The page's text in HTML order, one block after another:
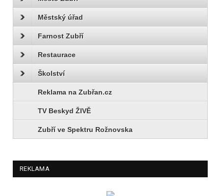
Městský úřad
Farnost Zubří
Restaurace
Školství
Reklama na Zubřan.cz
TV Beskyd ŽIVĚ
Zubří ve Spektru Rožnovska
REKLAMA